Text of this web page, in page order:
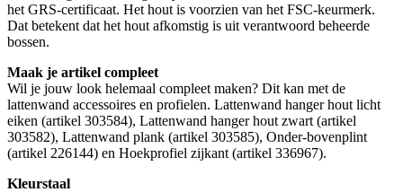
het GRS-certificaat. Het hout is voorzien van het FSC-keurmerk.
Dat betekent dat het hout afkomstig is uit verantwoord beheerde
bossen.
Maak je artikel compleet
Wil je jouw look helemaal compleet maken? Dit kan met de
lattenwand accessoires en profielen. Lattenwand hanger hout licht
eiken (artikel 303584), Lattenwand hanger hout zwart (artikel
303582), Lattenwand plank (artikel 303585), Onder-bovenplint
(artikel 226144) en Hoekprofiel zijkant (artikel 336967).
Kleurstaal